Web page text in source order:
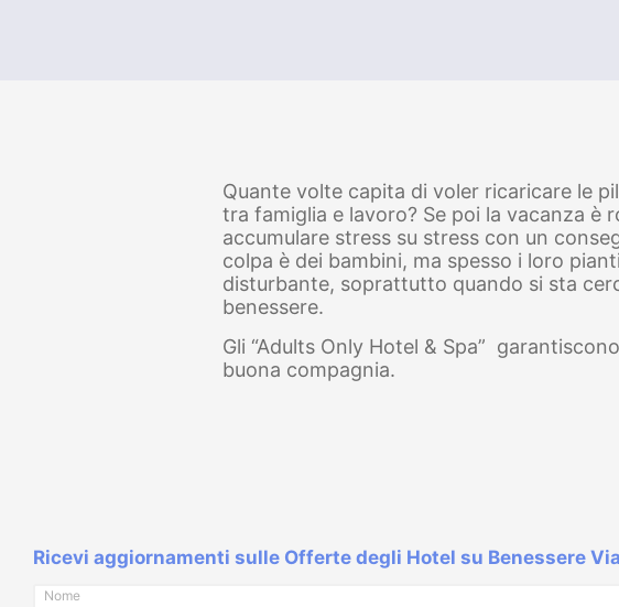
Quante volte capita di voler ricaricare le
tra famiglia e lavoro? Se poi la vacanza è
accumulare stress su stress con un
colpa è dei bambini, ma spesso i loro
disturbante, soprattutto quando si sta
benessere.
Gli “Adults Only Hotel & Spa”
buona compagnia.
Ricevi aggiornamenti sulle Offerte degli Hotel su Benessere